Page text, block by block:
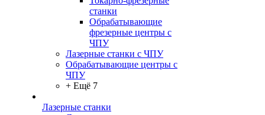
станки
Обрабатывающие
фрезерные центры с
ЧПУ
Лазерные станки с ЧПУ
Обрабатывающие центры с
ЧПУ
+ Ещё 7
Лазерные станки